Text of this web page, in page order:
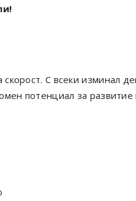
С всеки изминал
потенциал за